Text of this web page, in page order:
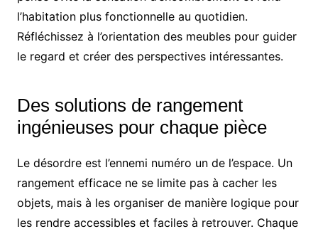
l’habitation plus fonctionnelle au quotidien.
Réfléchissez à l’orientation des meubles pour guider
le regard et créer des perspectives intéressantes.
Des solutions de rangement
ingénieuses pour chaque pièce
Le désordre est l’ennemi numéro un de l’espace. Un
rangement efficace ne se limite pas à cacher les
objets, mais à les organiser de manière logique pour
les rendre accessibles et faciles à retrouver. Chaque